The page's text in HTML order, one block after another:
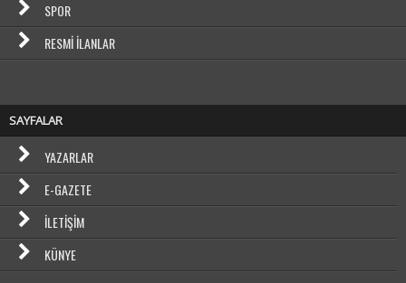
SPOR
RESMI İLANLAR
SAYFALAR
YAZARLAR
E-GAZETE
İLETIŞIM
KÜNYE